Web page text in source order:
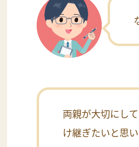
両親が大切にし
け継ぎたいと思